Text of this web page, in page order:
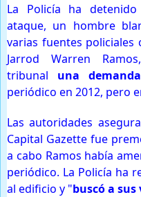
La Policía ha
ataque, un hombre
varias fuentes policiales
Jarrod Warren
tribunal una
periódico en 2012, pero
Las autoridades
Capital Gazette fue
a cabo Ramos había
periódico. La Policía ha
al edificio y "buscó a